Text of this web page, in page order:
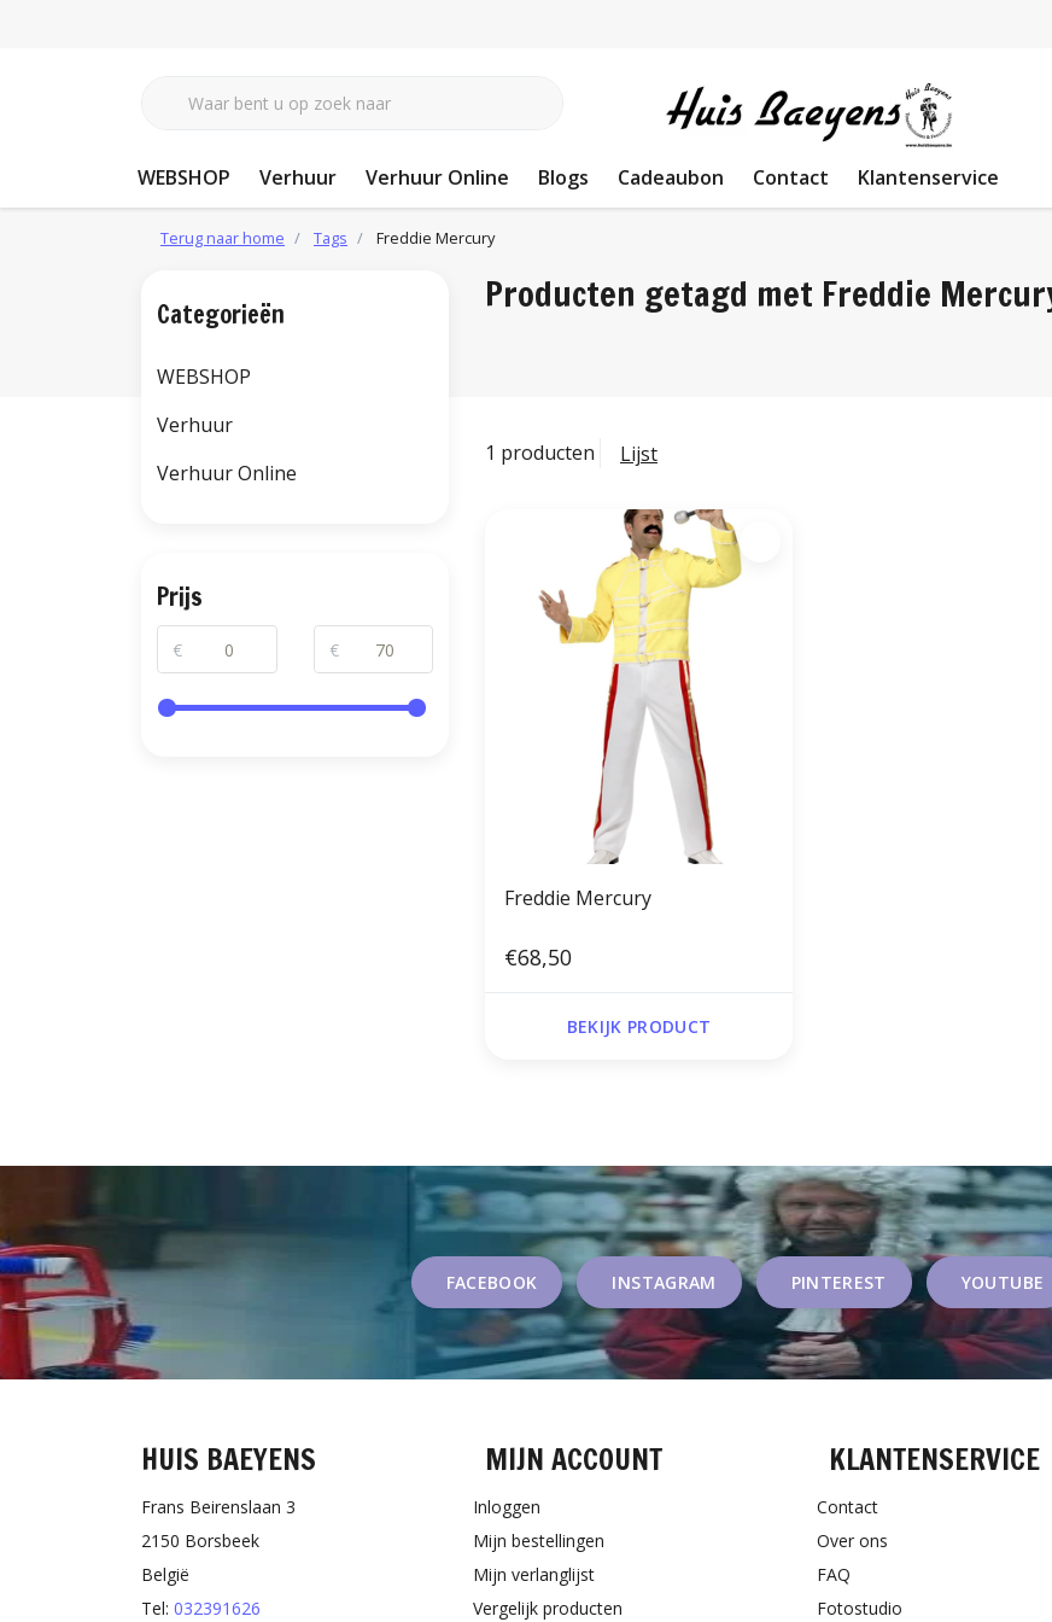
WEBSHOP Verhuur Verhuur Online Blogs Cadeaubon Contact Klantenservice
Terug naar home Tags Freddie Mercury
Producten getagd met Freddie
1 producten Lijst
Freddie Mercury
€68,50
BEKIJK PRODUCT
Categorieën
WEBSHOP
Verhuur
Verhuur Online
Prijs
€ €
FACEBOOK INSTAGRAM PINTEREST YOUTUBE
HUIS BAEYENS
Frans Beirenslaan 3
2150 Borsbeek
België
Tel: 032391626
MIJN ACCOUNT
Inloggen
Mijn bestellingen
Mijn verlanglijst
Vergelijk producten
KLANTENSERVICE
Contact
Over ons
FAQ
Fotostudio